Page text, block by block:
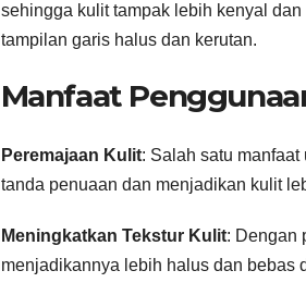
sehingga kulit tampak lebih kenyal
tampilan garis halus dan kerutan.
Manfaat
Peremajaan Kulit: Salah satu
tanda penuaan dan menjadikan kulit
Meningkatkan Tekstur Kulit: Dengan
menjadikannya lebih halus dan bebas